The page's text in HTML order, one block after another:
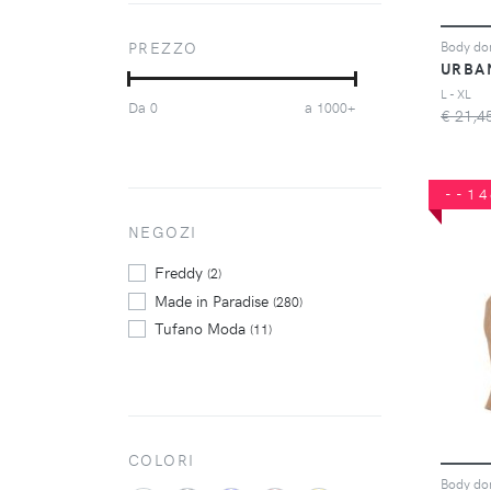
L - XL
€
--
Pinko
Scandale Éco-Lingerie(5)
Triumph
PREZZO
Da 0 a 1000+
NEGOZI
Freddy (2)
Made in Paradise (280)
Tufano Moda (11)
COLORI